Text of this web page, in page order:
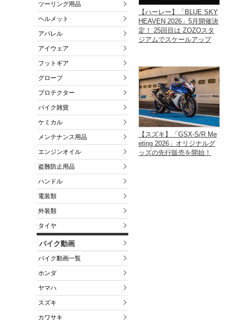
ツーリング用品
ヘルメット
アパレル
アイウェア
フットギア
グローブ
プロテクター
バイク雑貨
ケミカル
メンテナンス用品
エンジンオイル
盗難防止用品
ハンドル
電装類
外装類
タイヤ
バイク動画
バイク動画一覧
ホンダ
ヤマハ
スズキ
カワサキ
【ハーレー】「BLUE SKY
HEAVEN 2026」5月開催決
定！ 25回目は ZOZOスタ
ジアムでスケールアップ
【スズキ】「GSX-S/R Me
eting 2026」オリジナルグ
ッズの先行販売を開始！